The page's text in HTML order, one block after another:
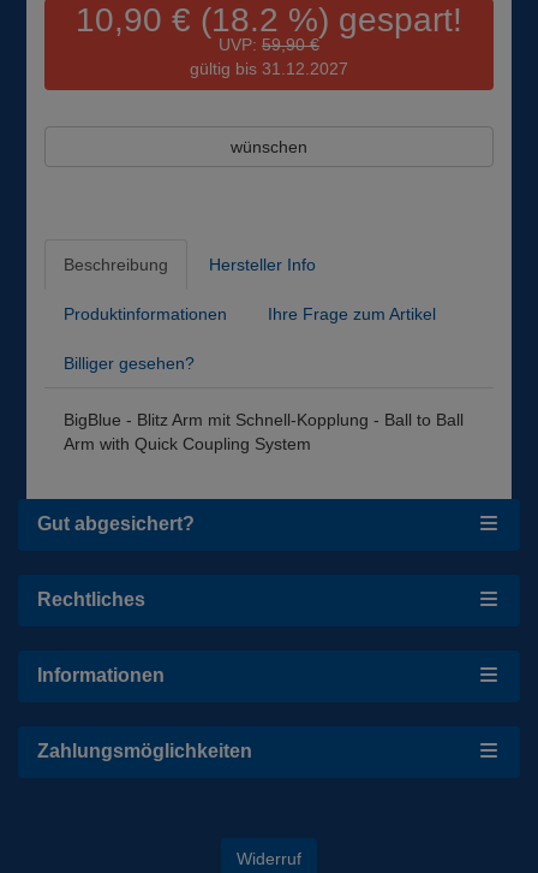
10,90 € (18.2 %) gespart!
UVP: 59,90 €
gültig bis 31.12.2027
wünschen
Beschreibung Hersteller Info
Produktinformationen Ihre Frage zum Artikel
Billiger gesehen?
BigBlue - Blitz Arm mit Schnell-Kopplung - Ball to Ball
Arm with Quick Coupling System
Gut abgesichert?
Rechtliches
Informationen
Zahlungsmöglichkeiten
Widerruf